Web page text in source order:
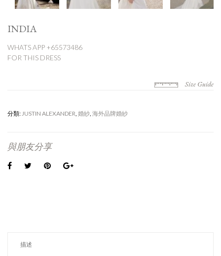
INDIA
WHATS APP +65573486
FOR THIS DRESS
Size Guide
分類: JUSTIN ALEXANDER 婚紗 海外品牌婚紗
與朋友分享
描述